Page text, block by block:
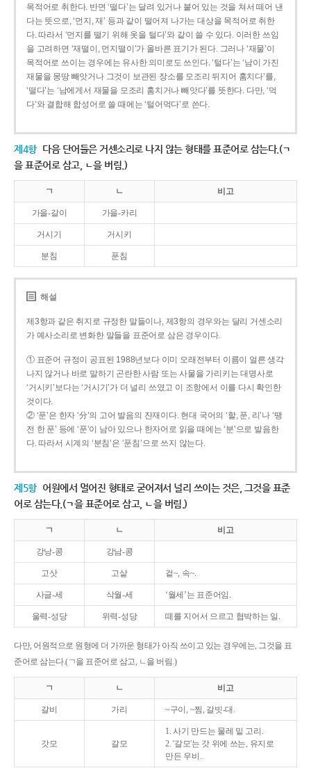
목적어로 취한다. 반면 ‘떨다’는 달려 있거나 붙어 있는 것을 쳐서 떼어 낸
다는 뜻으로, ‘먼지, 재’ 등과 같이 떨어져 나가는 대상을 목적어로 취한
다. 따라서 ‘먼지를 떨기 위해 옷을 털다’와 같이 쓸 수 있다. 이러한 쓰임
을 고려하면 ‘재떨이, 먼지떨이’가 올바른 표기가 된다. 그러나 ‘재물’이
목적어로 쓰이는 경우에는 유사한 의미로도 쓰인다. ‘털다’는 ‘남이 가진
재물을 몽땅 빼앗거나 그것이 보관된 장소를 모조리 뒤지어 훔치다’를,
‘떨다’는 ‘남에게서 재물을 모조리 훔치거나 빼앗다’를 뜻한다. 다만, ‘먹
다’와 결합해 합성어로 쓸 때에는 ‘털어먹다’로 쓴다.
제4항 다음 단어들은 거센소리로 나지 않는 형태를 표준어로 삼는다.(ㄱ
을 표준어로 삼고, ㄴ을 버림.)
ㄱ ㄴ 비고
가을-갈이 가을-카리
거시기 거시키
분침 푼침
해설
제3항과 같은 취지로 규정한 말들이나, 제3항의 경우와는 달리 거센소리
가 예사소리로 변화한 말들을 표준어로 삼은 경우이다.
① 표준어 규정이 공표된 1988년보다 이미 오래전부터 이름이 얼른 생각
나지 않거나 바로 말하기 곤란한 사람 또는 사물을 가리키는 대명사로
‘거시키’보다는 ‘거시기’가 더 널리 쓰였고 이 조항에서 이를 다시 확인한
것이다.
② ‘푼’은 한자 ‘分’의 고어 발음의 잔재이다. 현대 국어의 ‘할, 푼, 리’나 ‘땡
전 한 푼’ 등에 ‘푼’이 남아 있으나 한자어로 읽을 때에는 ‘분’으로 발음한
다. 따라서 시계의 ‘분침’은 ‘푼침’으로 쓰지 않는다.
제5항 어원에서 멀어진 형태로 굳어져서 널리 쓰이는 것은, 그것을 표준
어로 삼는다.(ㄱ을 표준어로 삼고, ㄴ을 버림.)
ㄱ ㄴ 비고
강낭-콩 강남-콩
고삿 고샅 겉~, 속~.
사글-세 삭월-세 ‘월세’는 표준어임.
울력-성당 위력-성당 떼를 지어서 으르고 협박하는 일.
다만, 어원적으로 원형에 더 가까운 형태가 아직 쓰이고 있는 경우에는, 그것을 표
준어로 삼는다.(ㄱ을 표준어로 삼고, ㄴ을 버림.)
ㄱ ㄴ 비고
갈비 가리 ~구이, ~찜, 갈빗-대.
갓모 갈모
1. 사기 만드는 물레 밑 고리.
2. '갈모'는 갓 위에 쓰는, 유지로
만든 우비.